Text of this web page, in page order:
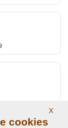
X
cookies